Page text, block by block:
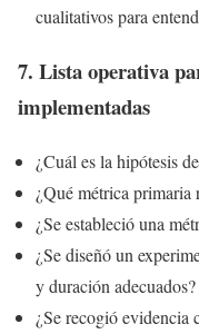
cualitativos para
7. Lista operativa
implementadas
¿Cuál es la hipótesis
¿Qué métrica primaria
¿Se estableció una
¿Se diseñó un
y duración adecuados?
¿Se recogió evidencia